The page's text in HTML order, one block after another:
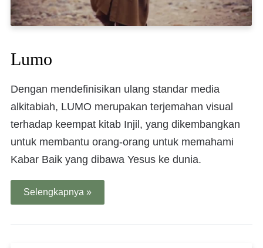
Lumo
Dengan mendefinisikan ulang standar media
alkitabiah, LUMO merupakan terjemahan visual
terhadap keempat kitab Injil, yang dikembangkan
untuk membantu orang-orang untuk memahami
Kabar Baik yang dibawa Yesus ke dunia.
Selengkapnya »